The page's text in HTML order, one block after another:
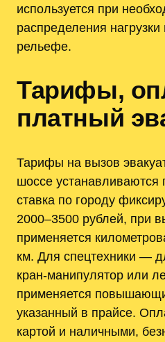
используется при
распределения
рельефе.
Тарифы,
платный
Тарифы на вызов
шоссе устанавливаются
ставка по городу
2000–3500 рублей, при
применяется
км. Для спецтехники —
кран‑манипулятор или
применяется
указанный в прайсе.
картой и наличными,